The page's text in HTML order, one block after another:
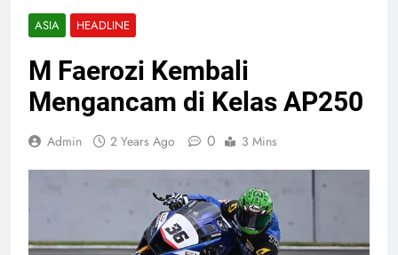
ASIA HEADLINE
M Faerozi Kembali
Mengancam di Kelas AP250
Admin 2 Years Ago 0 3 Mins